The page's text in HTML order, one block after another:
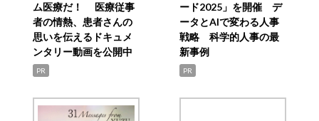
ム医療だ！ 医療従事
者の情熱、患者さんの
思いを伝えるドキュメ
ンタリー動画を公開中
PR
ード2025」を開催 デ
ータとAIで変わる人事
戦略 科学的人事の最
新事例
PR